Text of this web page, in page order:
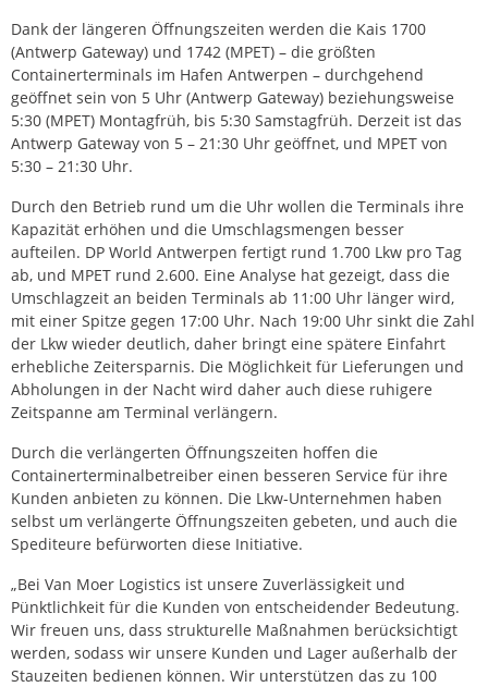
Dank der längeren Öffnungszeiten werden die Kais 1700
(Antwerp Gateway) und 1742 (MPET) – die größten
Containerterminals im Hafen Antwerpen – durchgehend
geöffnet sein von 5 Uhr (Antwerp Gateway) beziehungsweise
5:30 (MPET) Montagfrüh, bis 5:30 Samstagfrüh. Derzeit ist das
Antwerp Gateway von 5 – 21:30 Uhr geöffnet, und MPET von
5:30 – 21:30 Uhr.
Durch den Betrieb rund um die Uhr wollen die Terminals ihre
Kapazität erhöhen und die Umschlagsmengen besser
aufteilen. DP World Antwerpen fertigt rund 1.700 Lkw pro Tag
ab, und MPET rund 2.600. Eine Analyse hat gezeigt, dass die
Umschlagzeit an beiden Terminals ab 11:00 Uhr länger wird,
mit einer Spitze gegen 17:00 Uhr. Nach 19:00 Uhr sinkt die Zahl
der Lkw wieder deutlich, daher bringt eine spätere Einfahrt
erhebliche Zeitersparnis. Die Möglichkeit für Lieferungen und
Abholungen in der Nacht wird daher auch diese ruhigere
Zeitspanne am Terminal verlängern.
Durch die verlängerten Öffnungszeiten hoffen die
Containerterminalbetreiber einen besseren Service für ihre
Kunden anbieten zu können. Die Lkw-Unternehmen haben
selbst um verlängerte Öffnungszeiten gebeten, und auch die
Spediteure befürworten diese Initiative.
„Bei Van Moer Logistics ist unsere Zuverlässigkeit und
Pünktlichkeit für die Kunden von entscheidender Bedeutung.
Wir freuen uns, dass strukturelle Maßnahmen berücksichtigt
werden, sodass wir unsere Kunden und Lager außerhalb der
Stauzeiten bedienen können. Wir unterstützen das zu 100